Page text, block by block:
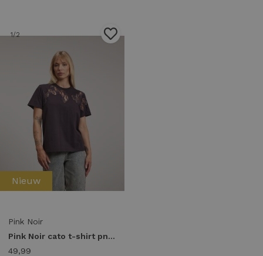
1/2
Nieuw
Pink Noir
Pink Noir cato t-shirt pn22243288 T-shirt Korte mouw 206 ganache
49,99